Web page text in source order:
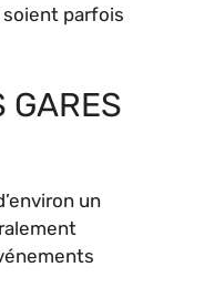
soient parfois
GARES
un